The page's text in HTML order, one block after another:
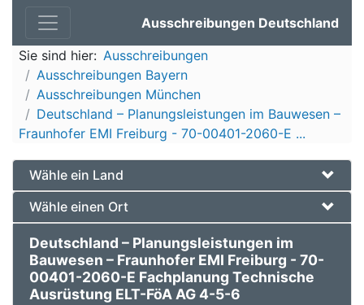
Ausschreibungen Deutschland
Sie sind hier: Ausschreibungen
Ausschreibungen Bayern
Ausschreibungen München
Deutschland – Planungsleistungen im Bauwesen –
Fraunhofer EMI Freiburg - 70-00401-2060-E ...
Wähle ein Land
Wähle einen Ort
Deutschland – Planungsleistungen im
Bauwesen – Fraunhofer EMI Freiburg - 70-
00401-2060-E Fachplanung Technische
Ausrüstung ELT-FöA AG 4-5-6